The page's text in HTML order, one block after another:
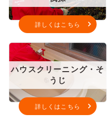
詳しくはこちら
ハウスクリーニング・そ
うじ
詳しくはこちら